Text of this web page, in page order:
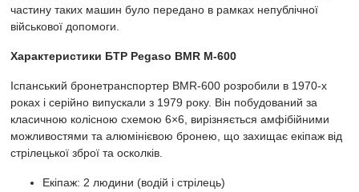
частину таких машин було передано в рамках непублічної
військової допомоги.
Характеристики БТР Pegaso BMR M-600
Іспанський бронетранспортер BMR-600 розробили в 1970-х
роках і серійно випускали з 1979 року. Він побудований за
класичною колісною схемою 6×6, вирізняється амфібійними
можливостями та алюмінієвою бронею, що захищає екіпаж від
стрілецької зброї та осколків.
Екіпаж: 2 людини (водій і стрілець)